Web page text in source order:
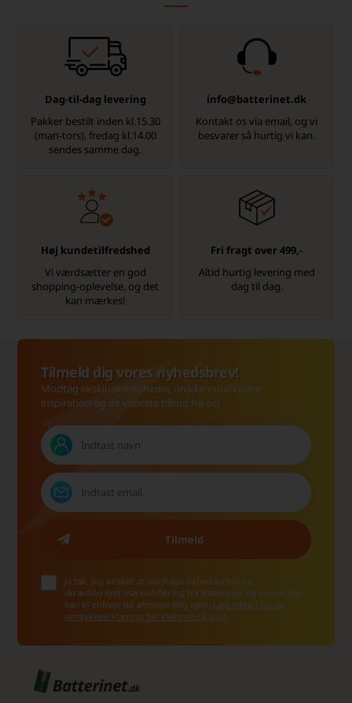
Dag-til-dag levering
Pakker bestilt inden kl.15.30
(man-tors), fredag kl.14.00
sendes samme dag.
info@batterinet.dk
Kontakt os via email, og vi
besvarer så hurtig vi kan.
Høj kundetilfredshed
Vi værdsætter en god
shopping-oplevelse, og det
kan mærkes!
Fri fragt over 499,-
Altid hurtig levering med
dag til dag.
Tilmeld dig vores nyhedsbrev!
Modtag eksklusive nyheder, unikke rabatkoder,
inspiration og de vildeste tilbud fra os!
Ja tak, jeg ønsker at modtage nyhedsbreve og
skræddersyet markedsføring fra Batterinet via e-mail. Jeg
kan til enhver tid afmelde mig igen. Læs mere i vores
samtykkeerklæring for elektronisk post